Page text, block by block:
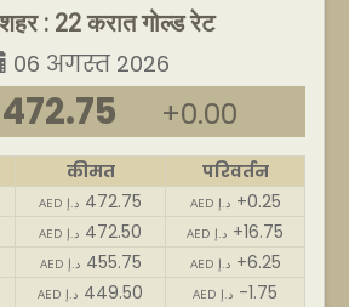
: 22 करात गोल्ड रेट
06 अगस्त 2026
472.75 +0.00
कीमत
परिवर्तन
AED د.إ 472.75 AED د.إ +0.25
AED د.إ 472.50 AED د.إ +16.75
AED د.إ 455.75 AED د.إ +6.25
AED د.إ 449.50 AED د.إ -1.75